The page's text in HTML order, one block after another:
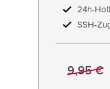
24h-
SSH-
9,95 €